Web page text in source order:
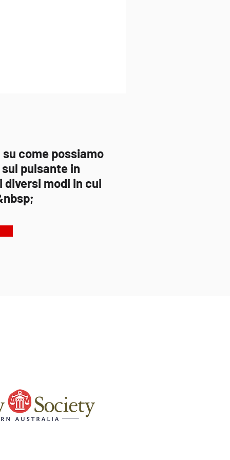
come possiamo
pulsante in
diversi modi in cui